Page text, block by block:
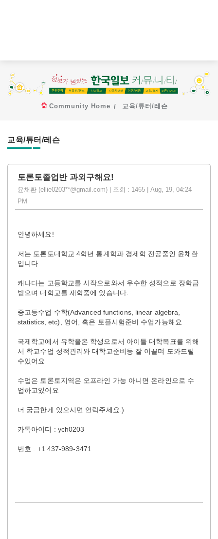
Community Home 교육/튜터/레슨
교육/튜터/레슨
토론토졸업반 과외구해요!
윤채환 (ellie0203**@gmail.com) | 조회 : 1465 | Aug, 19, 04:24
PM
안녕하세요!
저는 토론토대학교 4학년 통계학과 경제학 전공중인 윤채환
입니다
캐나다는 고등학교를 시작으로와서 우수한 성적으로 장학금
받으며 대학교를 재학중에 있습니다.
중고등수업 수학(Advanced functions, linear algebra,
statistics, etc), 영어, 혹은 토플시험준비 수업가능해요
국제학교에서 유학을온 학생으로서 아이들 대학목표를 위해
서 학교수업 성적관리와 대학교준비등 잘 이끌며 도와드릴
수있어요
수업은 토론토지역은 오프라인 가능 아니면 온라인으로 수
업하고있어요
더 궁금한게 있으시면 연락주세요:)
카톡아이디 : ych0203
번호 : +1 437-989-3471